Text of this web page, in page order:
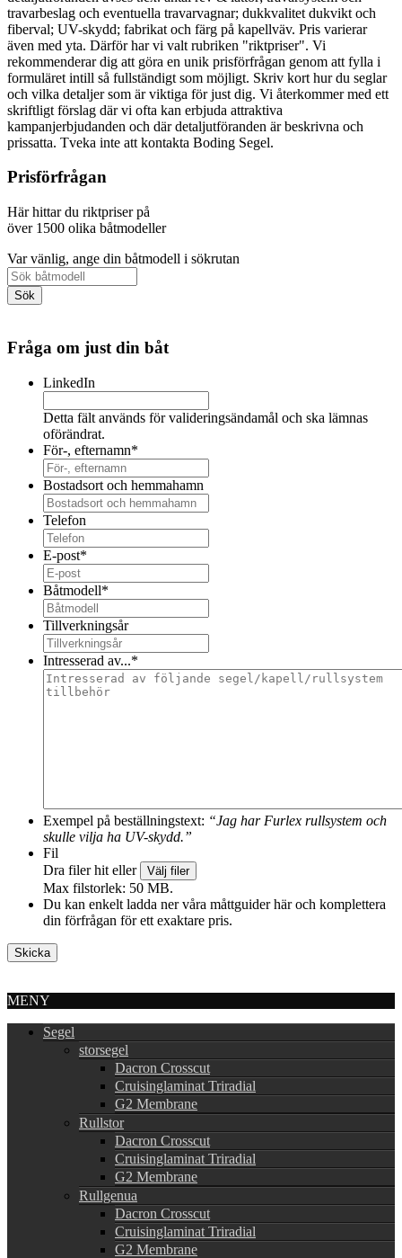
travarbeslag och eventuella travarvagnar; dukkvalitet dukvikt och
fiberval; UV-skydd; fabrikat och färg på kapellväv. Pris varierar
även med yta. Därför har vi valt rubriken "riktpriser". Vi
rekommenderar dig att göra en unik prisförfrågan genom att fylla i
formuläret intill så fullständigt som möjligt. Skriv kort hur du seglar
och vilka detaljer som är viktiga för just dig. Vi återkommer med ett
skriftligt förslag där vi ofta kan erbjuda attraktiva
kampanjerbjudanden och där detaljutföranden är beskrivna och
prissatta. Tveka inte att kontakta Boding Segel.
Prisförfrågan
Här hittar du riktpriser på
över 1500 olika båtmodeller
Var vänlig, ange din båtmodell i sökrutan
Fråga om just din båt
LinkedIn
Detta fält används för valideringsändamål och ska lämnas
oförändrat.
För-, efternamn*
Bostadsort och hemmahamn
Telefon
E-post*
Båtmodell*
Tillverkningsår
Intresserad av...*
Exempel på beställningstext: “Jag har Furlex rullsystem och
skulle vilja ha UV-skydd.”
Fil
Dra filer hit eller
Välj filer
Max filstorlek: 50 MB.
Du kan enkelt ladda ner våra måttguider här och komplettera
din förfrågan för ett exaktare pris.
MENY
Segel
storsegel
Dacron Crosscut
Cruisinglaminat Triradial
G2 Membrane
Rullstor
Dacron Crosscut
Cruisinglaminat Triradial
G2 Membrane
Rullgenua
Dacron Crosscut
Cruisinglaminat Triradial
G2 Membrane